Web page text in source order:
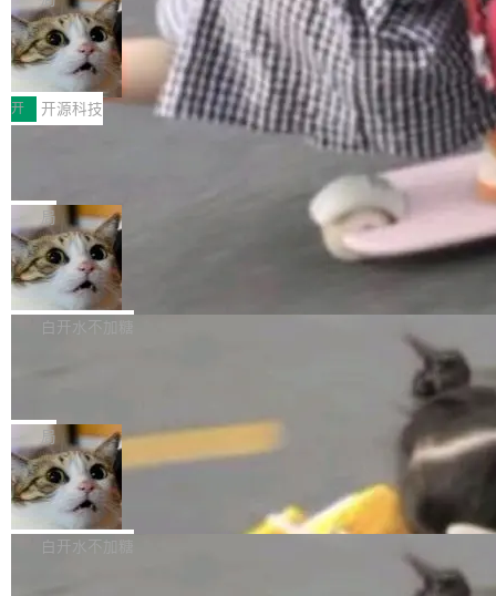
哪些组合有效，作者说，你得靠"文档、校验、或
者部落知识"。 换个写法。Rust 的 enum，两个
变体：Switchable...
有科技公司做的一样。只不过，实际上它不一
样。这是 Sandstorm.io 的重制版，我十年前的
那个创业公司。不同的是，这次它构建在 Cloudf
lare Workers 上——我花了九年时间搭建的平台
——并且深度集成了 AI。这基本上是我十年秘密
Workers 和 Durable Objects 的守护进程。 设
计思路很直接：每个对象是一个独立的 SQLite
数据库，按名称寻址，复制到你自己的 S3 兼容
存储库里。节点之间只通过这个存储库协调——
没有控制平面，没有共识协议。每个对象自带一
个小型数据库，应用天然按分片构建，单个数据
库的竞争和爆炸半径问题在设计层面就被消除
了。 闲置的 cell 会休眠到几乎不占资源。当 cel
l 迁移或唤醒时，新宿主从 S3 恢复 SQLite 数据
库继续执行。存储库是持久化的唯一真相...
鲁大师7月新机性能/流畅/AI榜：vivo夺
性能、流畅双第一，三星Galaxy Z系列
新折叠缺席
2026年7月的手机市场，由于存储等硬件成本暴
增，手机厂商的日子也不好过啊，新机速度明显
放缓，因此硝烟味淡了许多。新机参数规格除开
高价的三星折叠（三星Galaxy Z Fold8 Ultra / Z
Fold8 / Z Flip8）外，其余要么是中低端机器，
例如iQOO Z11i、REDMI Note 17、REDMI No
te 17 Pro、OPPO K15，要么是vivo X300 E这
样的次旗舰。 Galaxy Z Fold8 Ultra / Z Fold8 /
Z Flip8三款折叠屏新机均在7月22日发布，且全
部搭载骁龙8 Elite Gen5 for Galaxy，它们本该
开 开源科技
Zed 编辑器团队发布了新项目——DeltaDB，一
个在 git commit 之间记录每一次编辑操作的版
本控制系统。目前处于 Early Access 阶段。 De
ltaDB 的核心思路直接写在 landing page 最显
眼的位置：「Software is made between com
mits」——软件是在 commit 之间写出来的。git
是把这段空隙补上。 回退到任何一次编辑：Delt
aDB 捕获 commit 之间的每一次操作，...
局
SpaceXAI 单季资本开支达 183 亿美元
根据风险投资人Tomer Tunguz 博客（VC 分
析）披露的最新分析与第二季度业绩报告，Spac
微软同期总资本开支的四成。 与亚马逊、Alpha
bet、微软以及 Meta 等传统科技巨头相比，Spa
ceXAI的资金消耗速度尤为引人瞩目。然而，支
撑庞大支出的资金来源却呈现出截然不同的面
貌。数据显示，微软和 Meta 主要依托充沛的经
白开水不加糖
一个在终端里运行的编程 agent；Muse Spark
1.2，驱动这个 agent 的新模型。一句话概括：
你可以用 curl -fsSL https://dev.meta.ai/install.
sh | bash 安装一个能在大项目里自动规划、写
代码、验证结果的 AI 终端工具。 据介绍，Muse
局
美团开源 LoHoSearch，用知识图谱校
准 AI 能力认知
机器出题的前提，是让机器拥有全局视野。整个
构建流程可以分为四个环节：建图 → 控制难度
白开水不加糖